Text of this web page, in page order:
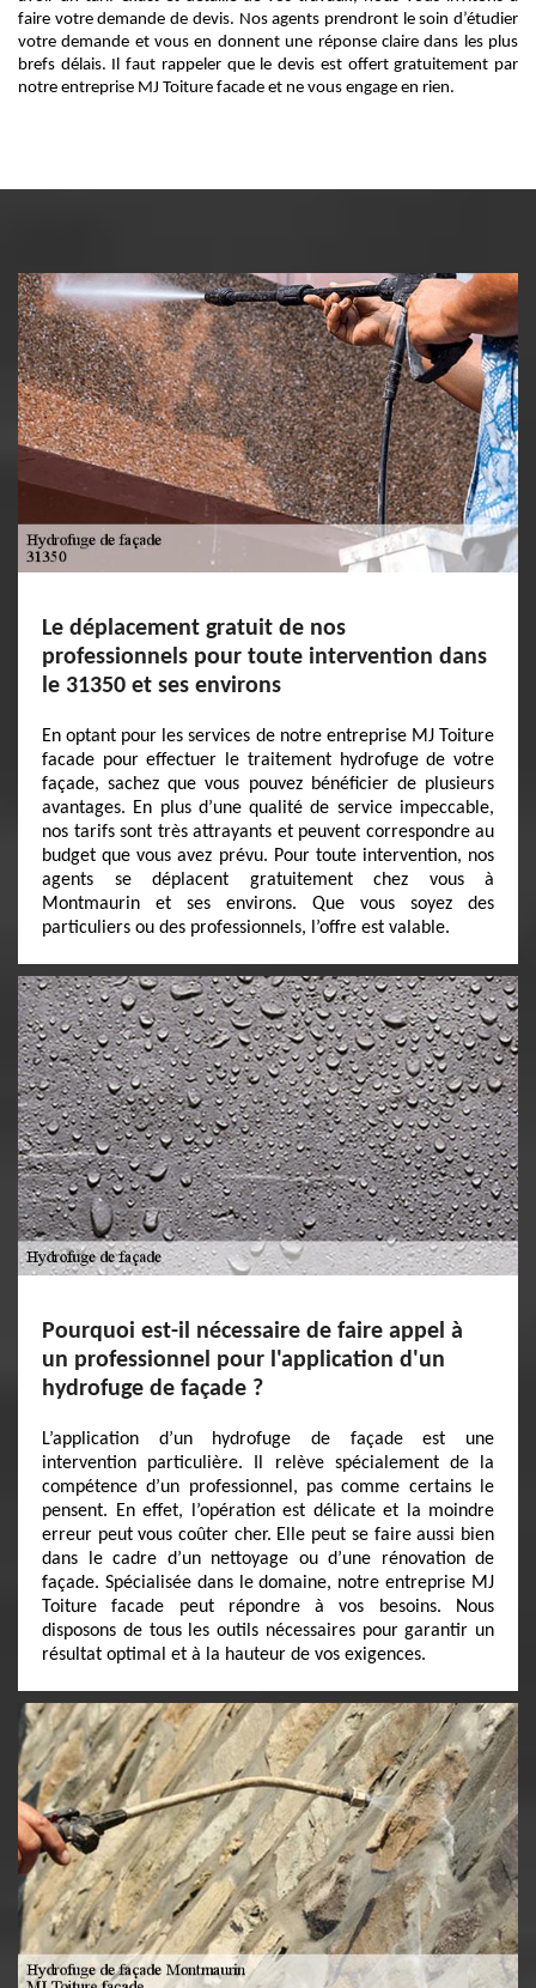
faire votre demande de devis. Nos agents prendront le soin d’étudier
votre demande et vous en donnent une réponse claire dans les plus
brefs délais. Il faut rappeler que le devis est offert gratuitement par
notre entreprise MJ Toiture facade et ne vous engage en rien.
Le déplacement gratuit de nos
professionnels pour toute intervention dans
le 31350 et ses environs
En optant pour les services de notre entreprise MJ Toiture
facade pour effectuer le traitement hydrofuge de votre
façade, sachez que vous pouvez bénéficier de plusieurs
avantages. En plus d’une qualité de service impeccable,
nos tarifs sont très attrayants et peuvent correspondre au
budget que vous avez prévu. Pour toute intervention, nos
agents se déplacent gratuitement chez vous à
Montmaurin et ses environs. Que vous soyez des
particuliers ou des professionnels, l’offre est valable.
Pourquoi est-il nécessaire de faire appel à
un professionnel pour l'application d'un
hydrofuge de façade ?
L’application d’un hydrofuge de façade est une
intervention particulière. Il relève spécialement de la
compétence d’un professionnel, pas comme certains le
pensent. En effet, l’opération est délicate et la moindre
erreur peut vous coûter cher. Elle peut se faire aussi bien
dans le cadre d’un nettoyage ou d’une rénovation de
façade. Spécialisée dans le domaine, notre entreprise MJ
Toiture facade peut répondre à vos besoins. Nous
disposons de tous les outils nécessaires pour garantir un
résultat optimal et à la hauteur de vos exigences.